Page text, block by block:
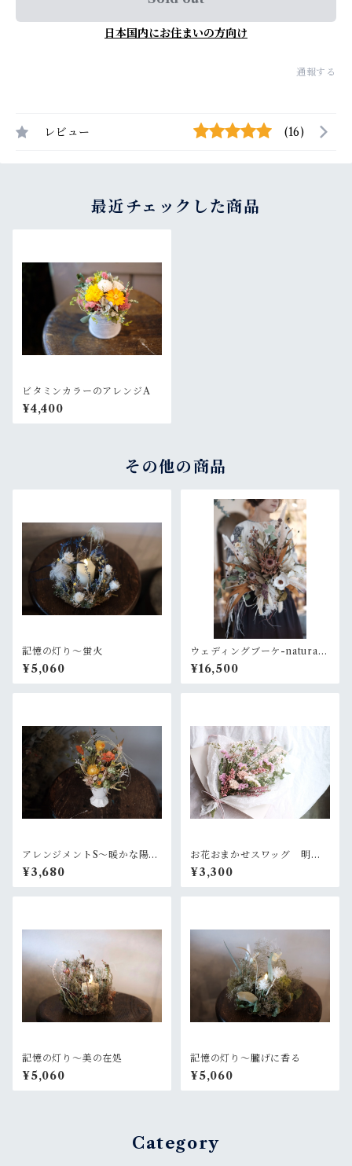
日本国内にお住まいの方向け
通報する
レビュー (16)
最近チェックした商品
ビタミンカラーのアレンジA
¥4,400
その他の商品
記憶の灯り〜蛍火
¥5,060
ウェディングブーケ-natural
bouquet
¥16,500
アレンジメントS〜暖かな陽射
し
¥3,680
お花おまかせスワッグ 明る
いピンク系
¥3,300
記憶の灯り〜美の在処
¥5,060
記憶の灯り〜朧げに香る
¥5,060
Category